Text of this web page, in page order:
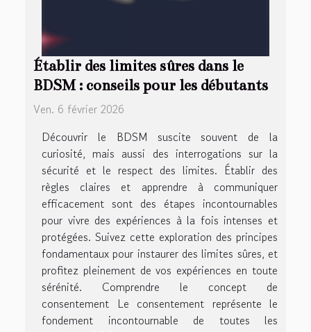
Établir des limites sûres dans le
BDSM : conseils pour les débutants
Ven. 6 février 2026
Découvrir le BDSM suscite souvent de la
curiosité, mais aussi des interrogations sur la
sécurité et le respect des limites. Établir des
règles claires et apprendre à communiquer
efficacement sont des étapes incontournables
pour vivre des expériences à la fois intenses et
protégées. Suivez cette exploration des principes
fondamentaux pour instaurer des limites sûres, et
profitez pleinement de vos expériences en toute
sérénité. Comprendre le concept de
consentement Le consentement représente le
fondement incontournable de toutes les